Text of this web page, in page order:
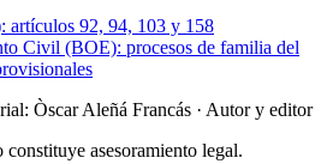
92, 94, 103 y 158
Civil (BOE): procesos de familia del
Òscar Aleñá Francás · Autor y editor
asesoramiento legal.